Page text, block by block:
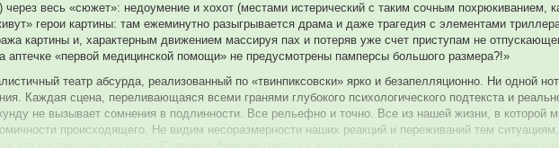
через весь «сюжет»: недоумение и хохот (местами истерический с таким сочным похрюкиванием,
герои картины: там ежеминутно разыгрывается драма и даже трагедия с элементами
картины и, характерным движением массируя пах и потеряв уже счет приступам не
аптечке «первой медицинской помощи» не предусмотрены памперсы большого размера?!»
театр абсурда, реализованный по «твинпиксовски» ярко и безапелляционно. Ни одной
Каждая сцена, переливающаяся всеми гранями глубокого психологического подтекста и
не вызывает сомнения в подлинности. Все рельефно и точно. Все из нашей жизни, в которой
происходящего. Не видим несоразмерности наших реакций и переживаний тем